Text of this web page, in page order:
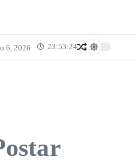
6, 2026 23:53:24